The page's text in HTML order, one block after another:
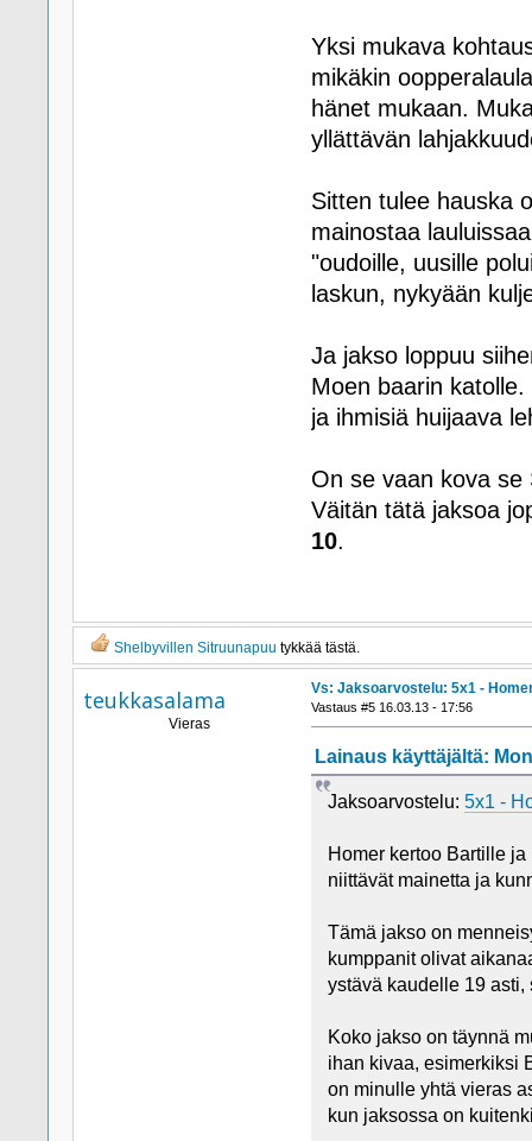
Yksi mukava
mikäkin
hänet mukaan.
yllättävän
Sitten tulee hauska
mainostaa
"oudoille, uusille
laskun, nykyään
Ja jakso loppuu
Moen baarin
ja ihmisiä huijaava
On se vaan kova se
Väitän tätä jaksoa
10.
Shelbyvillen Sitruunapuu tykkää tästä.
teukkasalama
Vieras
Vs: Jaksoarvostelu: 5x1 -
Vastaus #5 16.03.13 - 17:56
Lainaus käyttäjältä:
Jaksoarvostelu: 5x1 -
Homer kertoo Bartille
niittävät mainetta ja
Tämä jakso on
kumppanit olivat
ystävä kaudelle 19
Koko jakso on täynnä
ihan kivaa, esimerkiksi
on minulle yhtä vieras
kun jaksossa on